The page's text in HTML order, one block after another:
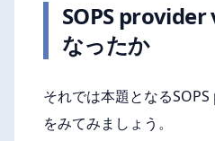
SOPS provider
なったか
それでは本題となる
をみてみましょう。